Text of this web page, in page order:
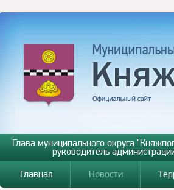
Глава муниципального округа
руководитель
Главная
Новости